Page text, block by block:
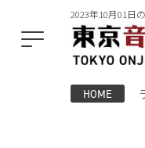
2023年10月01日
HOME